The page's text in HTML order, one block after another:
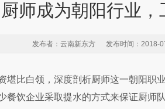
厨师成为朝阳行业，
发布者：云南新东方 发布时间：2018-
比白领，深度剖析厨师这一朝阳职
餐饮企业采取提水的方式来保证厨